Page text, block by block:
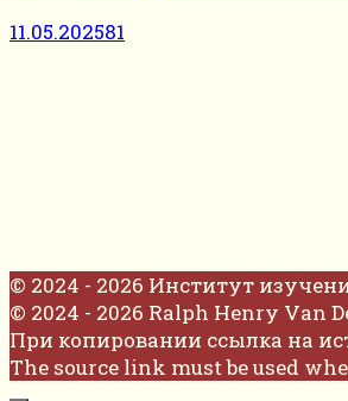
11.05.202581
© 2024 - 2026 Институт
© 2024 - 2026 Ralph Henry Van
При копировании ссылка на
The source link must be used